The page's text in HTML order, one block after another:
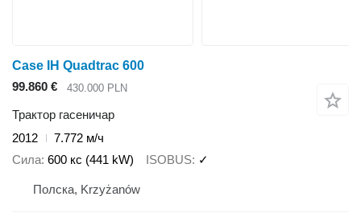
Case IH Quadtrac 600
99.860 €
430.000 PLN
Трактор гасеничар
2012
7.772 м/ч
Сила 600 кс (441 kW) ISOBUS ✓
Полска, Krzyżanów